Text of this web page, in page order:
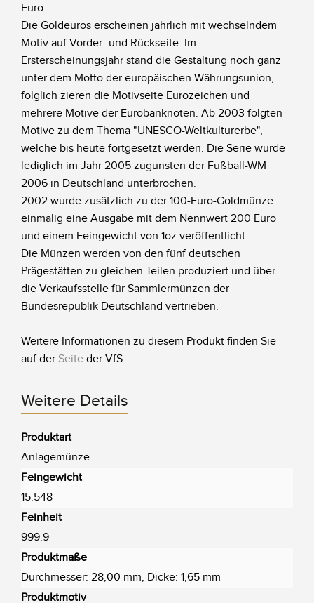
Euro.
Die Goldeuros erscheinen jährlich mit wechselndem
Motiv auf Vorder- und Rückseite. Im
Ersterscheinungsjahr stand die Gestaltung noch ganz
unter dem Motto der europäischen Währungsunion,
folglich zieren die Motivseite Eurozeichen und
mehrere Motive der Eurobanknoten. Ab 2003 folgten
Motive zu dem Thema "UNESCO-Weltkulturerbe",
welche bis heute fortgesetzt werden. Die Serie wurde
lediglich im Jahr 2005 zugunsten der Fußball-WM
2006 in Deutschland unterbrochen.
2002 wurde zusätzlich zu der 100-Euro-Goldmünze
einmalig eine Ausgabe mit dem Nennwert 200 Euro
und einem Feingewicht von 1oz veröffentlicht.
Die Münzen werden von den fünf deutschen
Prägestätten zu gleichen Teilen produziert und über
die Verkaufsstelle für Sammlermünzen der
Bundesrepublik Deutschland vertrieben.
Weitere Informationen zu diesem Produkt finden Sie
auf der Seite der VfS.
Weitere Details
Produktart
Anlagemünze
Feingewicht
15.548
Feinheit
999.9
Produktmaße
Durchmesser: 28,00 mm, Dicke: 1,65 mm
Produktmotiv